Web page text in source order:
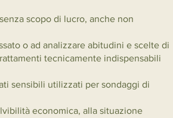
scopo di lucro, anche non
o ad analizzare abitudini e scelte di
tecnicamente indispensabili
sensibili utilizzati per sondaggi di
economica, alla situazione